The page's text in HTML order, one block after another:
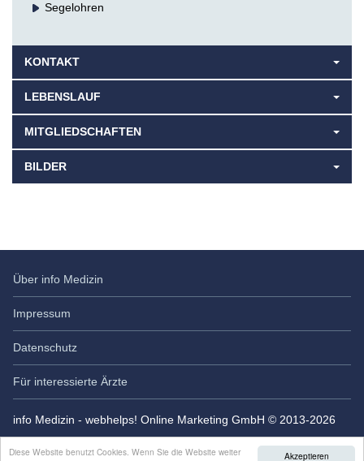
Akzeptieren
Diese Website benutzt Cookies. Wenn Sie die Website weiter
Segelohren
KONTAKT
LEBENSLAUF
MITGLIEDSCHAFTEN
BILDER
Über info Medizin
Impressum
Datenschutz
Für interessierte Ärzte
info Medizin - webhelps! Online Marketing GmbH © 2013-2026